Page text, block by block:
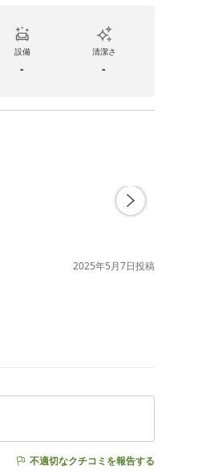
設備
-
清潔さ
-
2025年5月7日投稿
不適切なクチコミを報告する